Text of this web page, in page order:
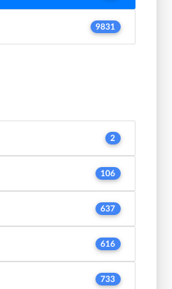
9831
2
106
637
616
733